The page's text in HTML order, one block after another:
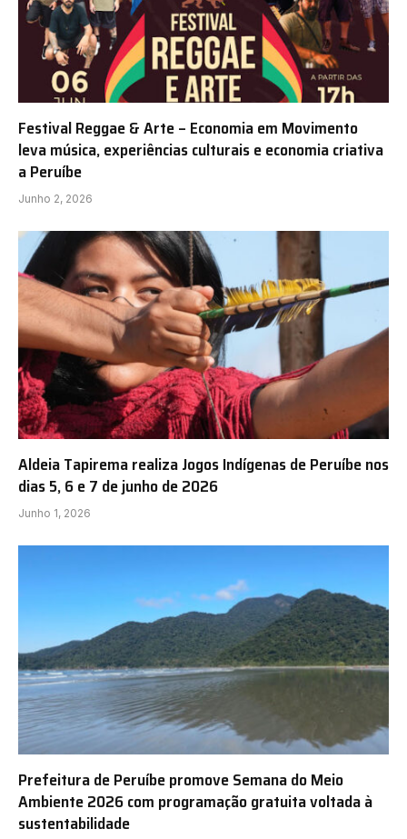
Festival Reggae & Arte – Economia em Movimento
leva música, experiências culturais e economia criativa
a Peruíbe
Junho 2, 2026
Aldeia Tapirema realiza Jogos Indígenas de Peruíbe nos
dias 5, 6 e 7 de junho de 2026
Junho 1, 2026
Prefeitura de Peruíbe promove Semana do Meio
Ambiente 2026 com programação gratuita voltada à
sustentabilidade